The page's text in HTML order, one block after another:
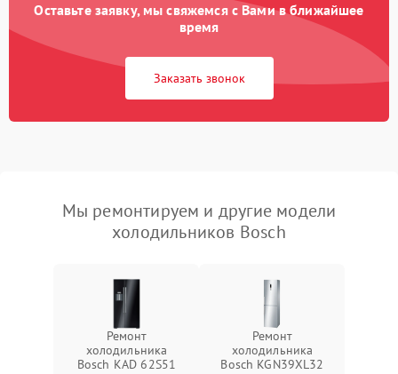
Оставьте заявку, мы свяжемся с Вами в ближайшее
время
Заказать звонок
Мы ремонтируем и другие модели
холодильников Bosch
Ремонт
холодильника
Bosch KAD 62S51
Ремонт
холодильника
Bosch KGN39XL32